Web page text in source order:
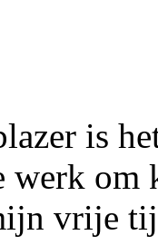
is
werk om
vrije